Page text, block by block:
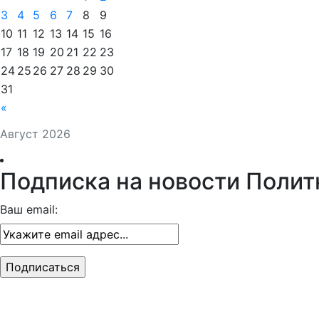
Август 2026
«
3
4 5 6 7 8
9
10 11 12 13 14 15 16
17 18 19 20 21 22 23
24 25 26 27 28 29 30
31
Подписка на новости
Ваш email: